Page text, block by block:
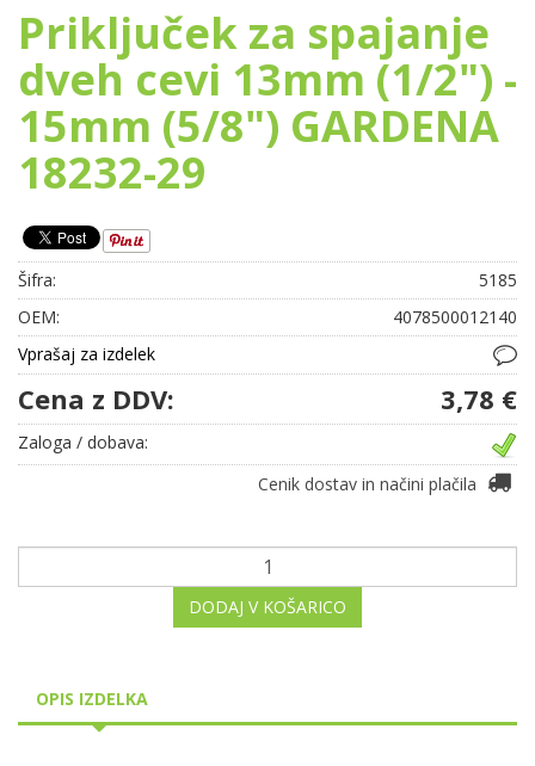
Priključek za spajanje
dveh cevi 13mm (1/2") -
15mm (5/8") GARDENA
18232-29
Šifra:
5185
OEM:
4078500012140
Vprašaj za izdelek
Cena z DDV: 3,78 €
Zaloga / dobava:
Cenik dostav in načini plačila
DODAJ V KOŠARICO
OPIS IZDELKA